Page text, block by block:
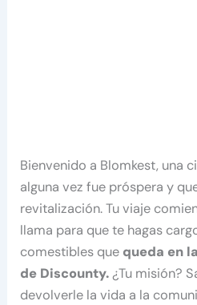
Bienvenido a Blomkest, una
alguna vez fue próspera y
revitalización. Tu viaje
llama para que te hagas
comestibles que queda en
de Discounty.¿Tu misión?
devolverle la vida a la